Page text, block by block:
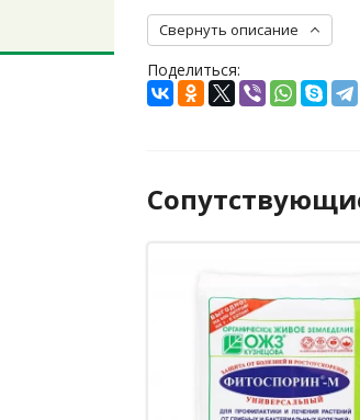
Свернуть описание
Поделиться: